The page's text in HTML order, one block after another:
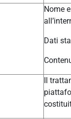
Nome
Dati
Il